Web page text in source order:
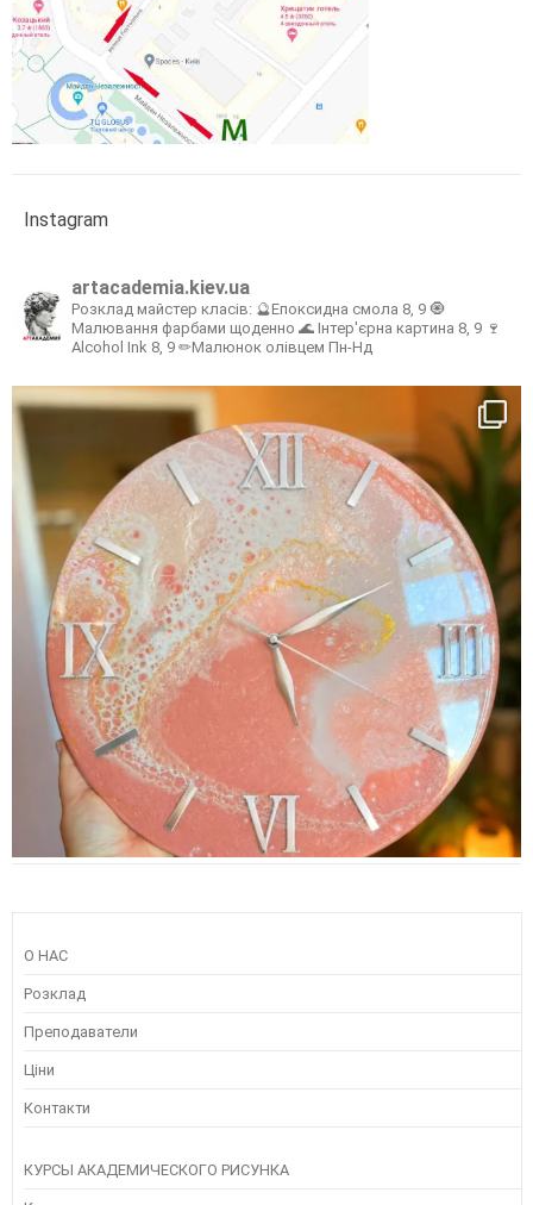
Instagram
artacademia.kiev.ua
Розклад майстер класів: 🔮Епоксидна смола 8, 9 🧿
Малювання фарбами щоденно 🌊 Інтер'єрна картина 8, 9 🍷
Alcohol Ink 8, 9 ✏Малюнок олівцем Пн-Нд
О НАС
Розклад
Преподаватели
Ціни
Контакти
КУРСЫ АКАДЕМИЧЕСКОГО РИСУНКА